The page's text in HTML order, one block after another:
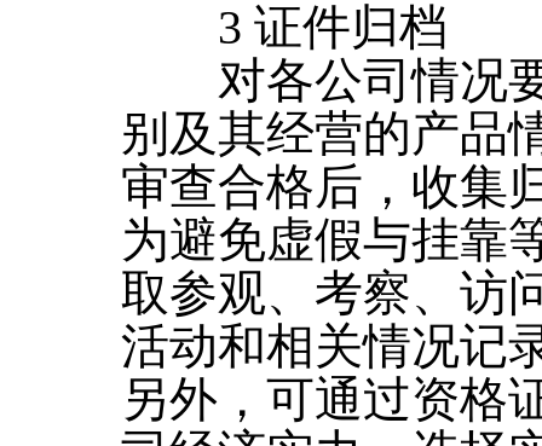
3 证件归档
对各公司情况要
别及其经营的产品
审查合格后，收集
为避免虚假与挂靠
取参观、考察、访
活动和相关情况记
另外，可通过资格